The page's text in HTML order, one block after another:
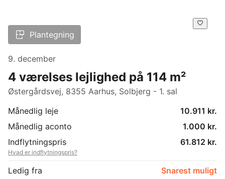
Plantegning
9. december
4 værelses lejlighed på 114 m²
Østergårdsvej, 8355 Aarhus, Solbjerg - 1. sal
Månedlig leje
10.911 kr.
Månedlig aconto
1.000 kr.
Indflytningspris
61.812 kr.
Hvad er indflytningspris?
Ledig fra
Snarest muligt